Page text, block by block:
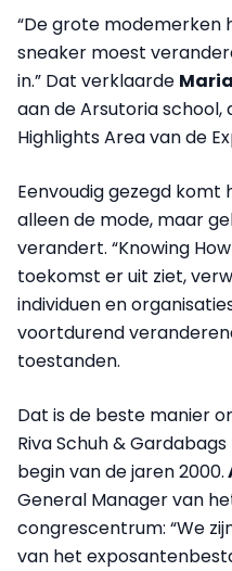
“De grote
sneaker moest
in.” Dat verklaarde
aan de Arsutoria
Highlights Area van de
Eenvoudig gezegd
alleen de mode, maar
verandert. “Knowing
toekomst er uit ziet,
individuen en
voortdurend
toestanden.
Dat is de beste manier
Riva Schuh &
begin van de jaren 2000.
General Manager van
congrescentrum: “We
van het